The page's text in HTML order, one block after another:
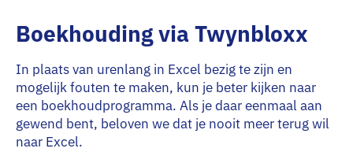
Boekhouding via Twynbloxx
In plaats van urenlang in Excel bezig te zijn en
mogelijk fouten te maken, kun je beter kijken naar
een boekhoudprogramma. Als je daar eenmaal aan
gewend bent, beloven we dat je nooit meer terug wil
naar Excel.